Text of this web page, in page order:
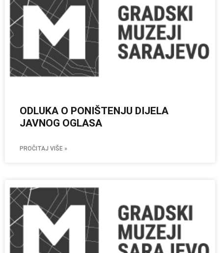
ODLUKA O PONIŠTENJU DIJELA
JAVNOG OGLASA
PROČITAJ VIŠE »